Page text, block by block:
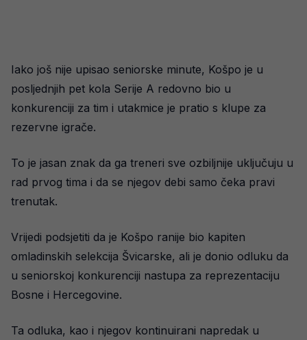
Iako još nije upisao seniorske minute, Košpo je u
posljednjih pet kola Serije A redovno bio u
konkurenciji za tim i utakmice je pratio s klupe za
rezervne igrače.
To je jasan znak da ga treneri sve ozbiljnije uključuju u
rad prvog tima i da se njegov debi samo čeka pravi
trenutak.
Vrijedi podsjetiti da je Košpo ranije bio kapiten
omladinskih selekcija Švicarske, ali je donio odluku da
u seniorskoj konkurenciji nastupa za reprezentaciju
Bosne i Hercegovine.
Ta odluka, kao i njegov kontinuirani napredak u